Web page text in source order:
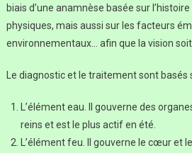
biais d’une anamnèse basée sur
physiques, mais aussi sur les facteurs
environnementaux… afin que la vision soit
Le diagnostic et le traitement sont basés
L’élément eau. Il gouverne des
reins et est le plus actif en été.
L’élément feu. Il gouverne le cœur et